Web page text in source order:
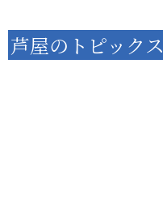
芦屋のトピックス